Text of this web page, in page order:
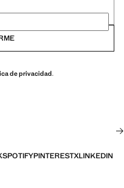
de privacidad.
SPOTIFYPINTERESTXLINKEDIN